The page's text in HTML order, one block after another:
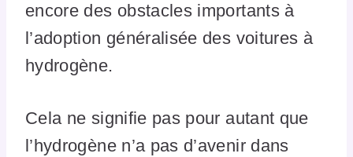
encore des obstacles importants à
l’adoption généralisée des voitures à
hydrogène.
Cela ne signifie pas pour autant que
l’hydrogène n’a pas d’avenir dans